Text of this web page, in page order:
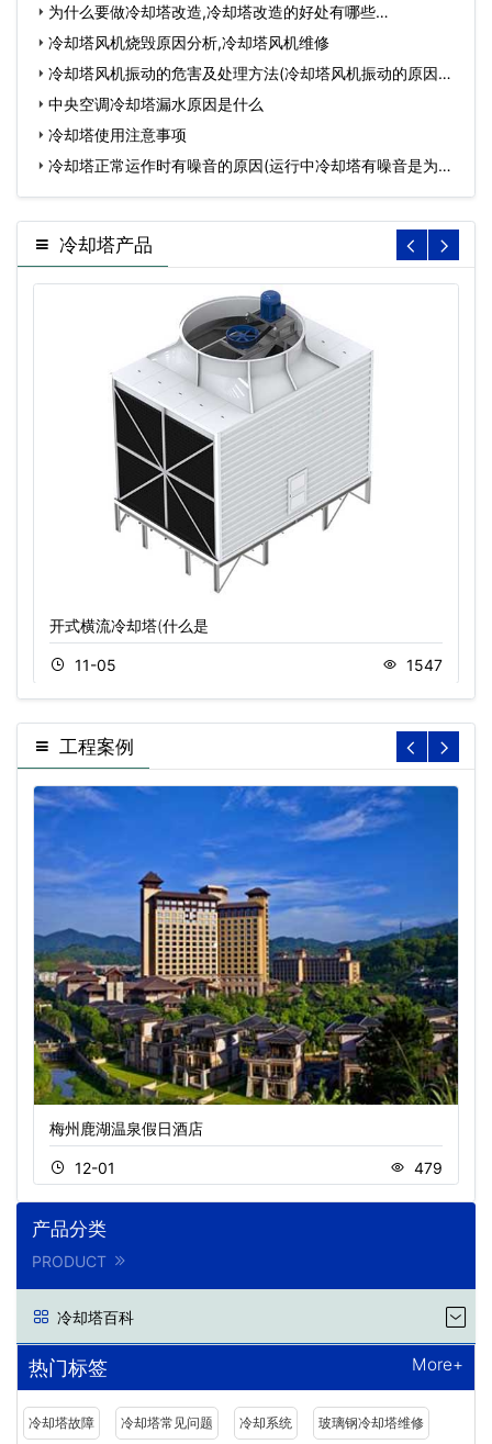
为什么要做冷却塔改造,冷却塔改造的好处有哪些…
冷却塔风机烧毁原因分析,冷却塔风机维修
冷却塔风机振动的危害及处理方法(冷却塔风机振动的原因有
哪…中央空调冷却塔漏水原因是什么
冷却塔使用注意事项
冷却塔正常运作时有噪音的原因(运行中冷却塔有噪音是为什
么…
冷却塔产品
开式横流冷却塔(什么是
11-05 1547
工程案例
梅州鹿湖温泉假日酒店
12-01 479
产品分类
PRODUCT
冷却塔百科
热门标签 More+
冷却塔故障 冷却塔常见问题 冷却系统 玻璃钢冷却塔维修